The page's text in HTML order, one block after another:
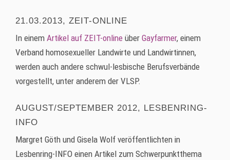
21.03.2013, ZEIT-ONLINE
In einem Artikel auf ZEIT-online über Gayfarmer, einem
Verband homosexueller Landwirte und Landwirtinnen,
werden auch andere schwul-lesbische Berufsverbände
vorgestellt, unter anderem der VLSP.
AUGUST/SEPTEMBER 2012, LESBENRING-
INFO
Margret Göth und Gisela Wolf veröffentlichten in
Lesbenring-INFO einen Artikel zum Schwerpunktthema